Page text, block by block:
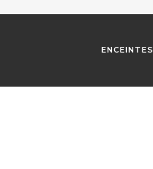
ENCEINTES
[ONDA]